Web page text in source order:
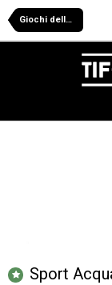
Giochi della XXXII Olimpiade - Tokjo 2020
Sport